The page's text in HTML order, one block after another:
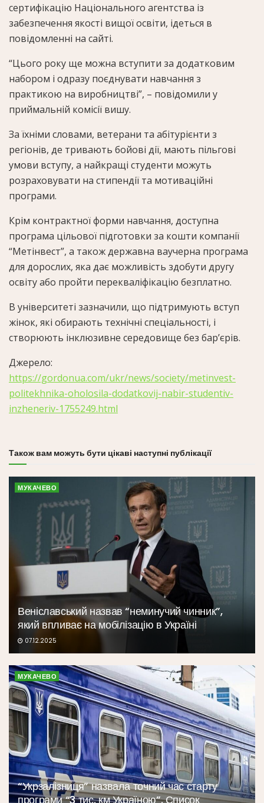
сертифікацію Національного агентства із
забезпечення якості вищої освіти, ідеться в
повідомленні на сайті.
“Цього року ще можна вступити за додатковим
набором і одразу поєднувати навчання з
практикою на виробництві”, – повідомили у
приймальній комісії вишу.
За їхніми словами, ветерани та абітурієнти з
регіонів, де тривають бойові дії, мають пільгові
умови вступу, а найкращі студенти можуть
розраховувати на стипендії та мотиваційні
програми.
Крім контрактної форми навчання, доступна
програма цільової підготовки за кошти компанії
“Метінвест”, а також державна ваучерна програма
для дорослих, яка дає можливість здобути другу
освіту або пройти перекваліфікацію безплатно.
В університеті зазначили, що підтримують вступ
жінок, які обирають технічні спеціальності, і
створюють інклюзивне середовище без бар’єрів.
Джерело:
https://gordonua.com/ukr/news/society/metinvest-
politekhnika-oholosila-dodatkovij-nabir-studentiv-
inzheneriv-1755249.html
Також вам можуть бути цікаві наступні публікації
МУКАЧЕВО
Веніславський назвав “неминучий чинник”,
який впливає на мобілізацію в Україні
07.12.2025
МУКАЧЕВО
“Укрзалізниця” назвала точний час старту
програми “3 тис. км Україною”. Список